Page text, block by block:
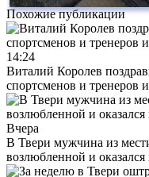
Похожие публикации
14:24
Виталий Королев
спортсменов и тренеров
Вчера
В Твери мужчина из
возлюбленной и